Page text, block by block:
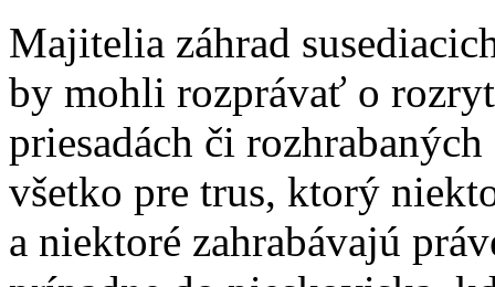
Majitelia záhrad
by mohli rozprávať o
priesadách či
všetko pre trus, ktorý
a niektoré zahrabávajú